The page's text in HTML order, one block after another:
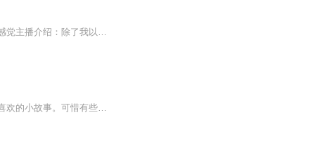
节目主题：短篇爽文合集适合谁听：所有人内容重点：每个独立的故事都能带给大家恋爱的感觉主播介绍：除了我以外，其他都是同学更新频率：每周一上架一个主播寄语：在我看来，最温柔的词便是：我在。 我的声音，一直都在。
看过一些很喜欢的小短篇《夭夭》和《情怯》都选自侧袖大大的古代短篇言情小说，一些很喜欢的小故事。可惜有些章节被举报了，找到了完整版来演播，希望大家能够喜欢。有时间就会更新，如果喜欢的话，记得订阅和关注哦。